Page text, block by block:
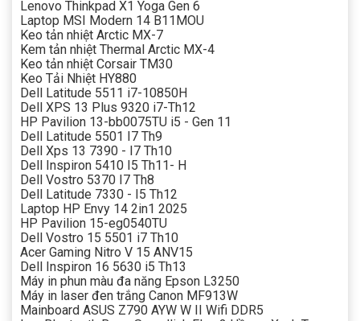
Lenovo Thinkpad X1 Yoga Gen 6
Laptop MSI Modern 14 B11MOU
Keo tản nhiệt Arctic MX-7
Kem tản nhiệt Thermal Arctic MX-4
Keo tản nhiệt Corsair TM30
Keo Tải Nhiệt HY880
Dell Latitude 5511 i7-10850H
Dell XPS 13 Plus 9320 i7-Th12
HP Pavilion 13-bb0075TU i5 - Gen 11
Dell Latitude 5501 I7 Th9
Dell Xps 13 7390 - I7 Th10
Dell Inspiron 5410 I5 Th11- H
Dell Vostro 5370 I7 Th8
Dell Latitude 7330 - I5 Th12
Laptop HP Envy 14 2in1 2025
HP Pavilion 15-eg0540TU
Dell Vostro 15 5501 i7 Th10
Acer Gaming Nitro V 15 ANV15
Dell Inspiron 16 5630 i5 Th13
Máy in phun màu đa năng Epson L3250
Máy in laser đen trắng Canon MF913W
Mainboard ASUS Z790 AYW W II Wifi DDR5